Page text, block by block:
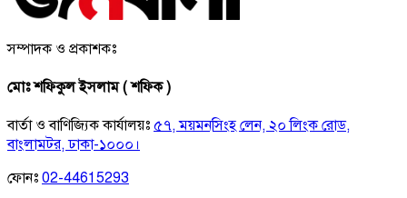
সম্পাদক ও প্রকাশকঃ
মোঃ শফিকুল ইসলাম ( শফিক )
বার্তা ও বাণিজ্যিক কার্যালয়ঃ ৫৭, ময়মনসিংহ লেন, ২০ লিংক রোড,
বাংলামটর, ঢাকা-১০০০।
ফোনঃ 02-44615293